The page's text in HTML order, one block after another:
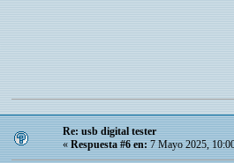
Re: usb digital tester
«Respuesta #6 en:7 Mayo 2025,